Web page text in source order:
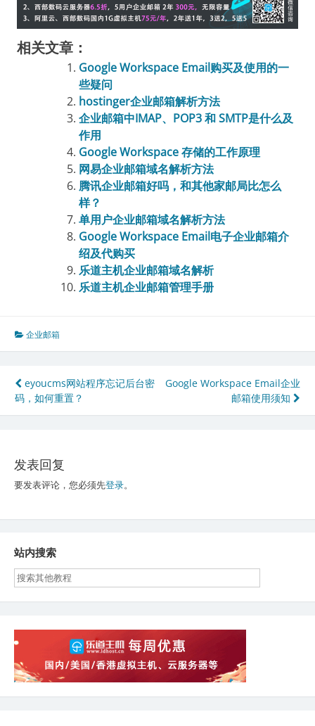
相关文章：
Google Workspace Email购买及使用的一
些疑问
hostinger企业邮箱解析方法
企业邮箱中IMAP、POP3 和 SMTP是什么及
作用
Google Workspace 存储的工作原理
网易企业邮箱域名解析方法
腾讯企业邮箱好吗，和其他家邮局比怎么
样？
单用户企业邮箱域名解析方法
Google Workspace Email电子企业邮箱介
绍及代购买
乐道主机企业邮箱域名解析
乐道主机企业邮箱管理手册
企业邮箱
文
章
航
eyoucms网站程序忘记后台密
码，如何重置？
Google Workspace Email企业
邮箱使用须知
发表回复
要发表评论，您必须先登录。
站内搜索